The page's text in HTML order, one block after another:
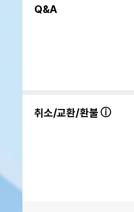
Q&A
취소/교환/환불